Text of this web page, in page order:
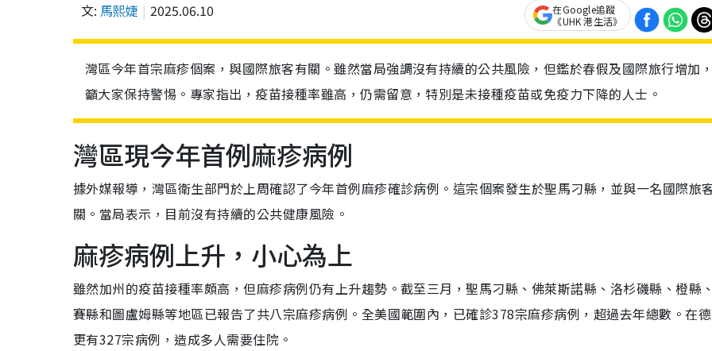
文: 馬熙婕 2025.06.10
在Google追蹤
《UHK 港生活》
灣區今年首宗麻疹個案，與國際旅客有關。雖然當局強調沒有持續的公共風險，但鑑於春假及國際旅行增加
籲大家保持警惕。專家指出，疫苗接種率雖高，仍需留意，特別是未接種疫苗或免疫力下降的人士。
灣區現今年首例麻疹病例
據外媒報導，灣區衛生部門於上周確認了今年首例麻疹確診病例。這宗個案發生於聖馬刁縣，並與一名國際旅
關。當局表示，目前沒有持續的公共健康風險。
麻疹病例上升，小心為上
雖然加州的疫苗接種率頗高，但麻疹病例仍有上升趨勢。截至三月，聖馬刁縣、佛萊斯諾縣、洛杉磯縣、橙縣
賽縣和圖盧姆縣等地區已報告了共八宗麻疹病例。全美國範圍內，已確診378宗麻疹病例，超過去年總數。在
更有327宗病例，造成多人需要住院。